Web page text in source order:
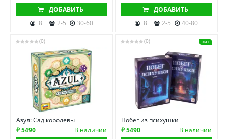
ДОБАВИТЬ
8+
2-5 30-60
ДОБАВИТЬ
8+
2-5 40-80
(0)
Азул: Сад королевы
₽ 5490
В наличии
(0) ХИТ
Побег из психушки
₽ 5490
В наличии